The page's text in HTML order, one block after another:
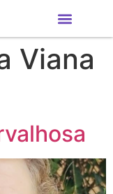
Viana